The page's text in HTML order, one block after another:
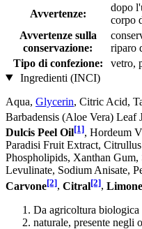
Avvertenze:
dopo
corpo
Avvertenze sulla
conservazione:
riparo
Tipo di confezione:
vetro,
Ingredienti (INCI)
Aqua, Glycerin, Citric Acid,
Barbadensis (Aloe Vera) Leaf
Dulcis Peel Oil[1], Hordeum
Paradisi Fruit Extract,
Phospholipids, Xanthan
Levulinate, Sodium Anisate,
Carvone[2], Citral[2],
Da agricoltura biologica
naturale, presente negli